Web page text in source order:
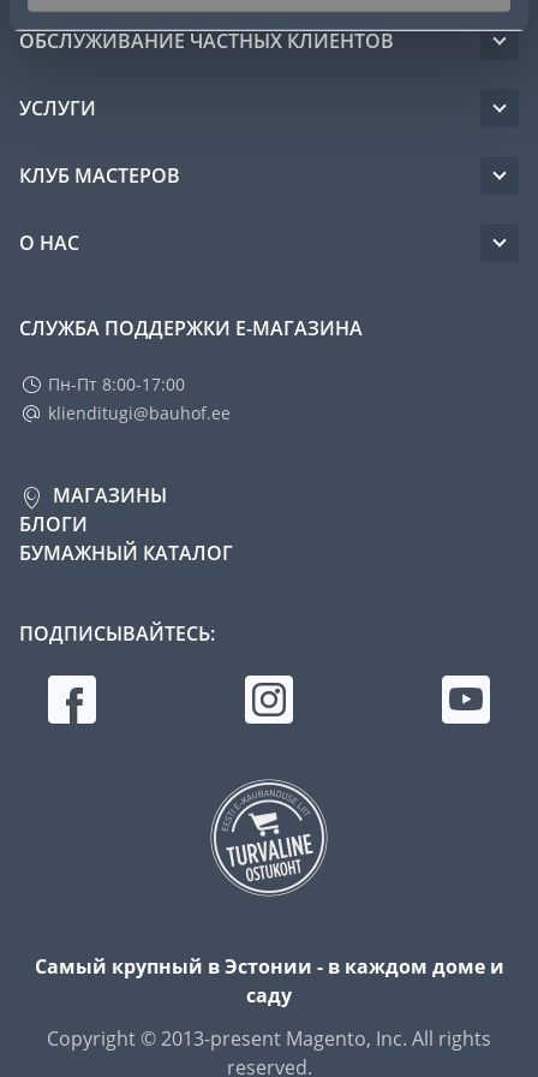
ОБСЛУЖИВАНИЕ ЧАСТНЫХ КЛИЕНТОВ
УСЛУГИ
КЛУБ МАСТЕРОВ
О НАС
СЛУЖБА ПОДДЕРЖКИ Е-МАГАЗИНА
Пн-Пт 8:00-17:00
klienditugi@bauhof.ee
МАГАЗИНЫ
БЛОГИ
БУМАЖНЫЙ КАТАЛОГ
ПОДПИСЫВАЙТЕСЬ:
Самый крупный в Эстонии - в каждом доме и
саду
Copyright © 2013-present Magento, Inc. All rights
reserved.